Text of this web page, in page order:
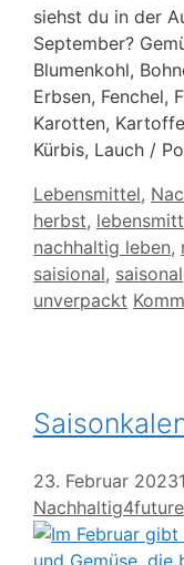
siehst du in der
September?
Blumenkohl,
Erbsen, Fenchel,
Karotten,
Kürbis, Lauch /
Kategorien
Lebensmittel,
herbst,
nachhaltig leben,
saisional, saisonal
unverpackt
23. Februar 2023
Nachhaltig4future